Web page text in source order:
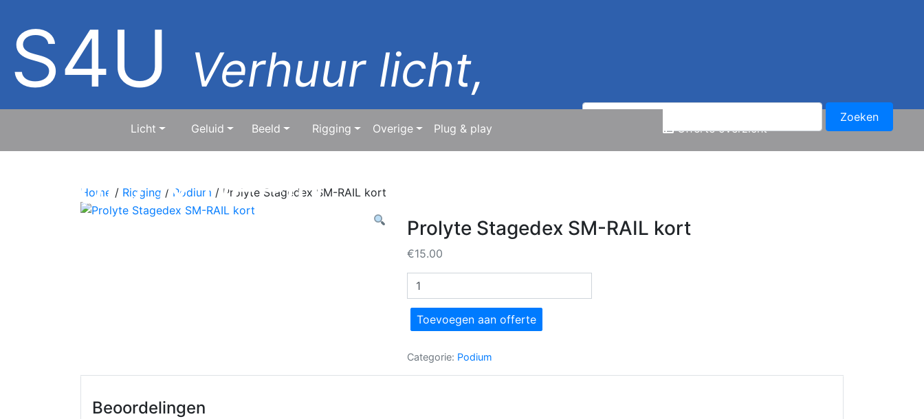
S4U Verhuur licht,
geluid & beeld
Zoeken
Licht Geluid Beeld Rigging Overige Plug & play Offerte overzicht
Home / Rigging / Podium / Prolyte Stagedex SM-RAIL kort
Prolyte Stagedex SM-RAIL kort
€15.00
Prolyte
Stagedex
SM-
RAIL
aantal
Toevoegen aan offerte
Categorie: Podium
Beoordelingen